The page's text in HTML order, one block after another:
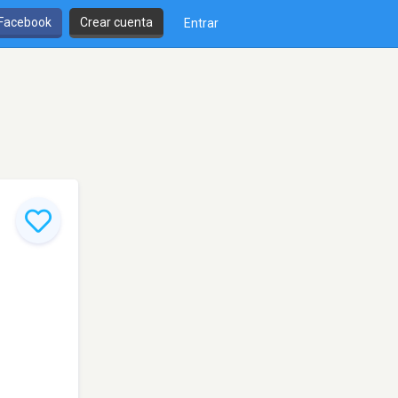
Crear cuenta Entrar